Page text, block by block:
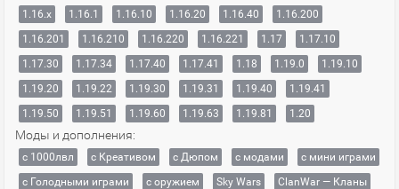
1.16.x
1.16.1 1.16.10 1.16.20 1.16.40
1.16.200
1.16.201
1.16.210 1.16.220 1.16.221 1.17
1.17.10
1.17.30
1.17.34 1.17.40 1.17.41 1.18 1.19.0
1.19.10
1.19.20
1.19.22 1.19.30 1.19.31 1.19.40
1.19.41
1.19.50
1.19.51 1.19.60 1.19.63 1.19.81 1.20
Моды и дополнения:
с 1000лвл c Креативом с Дюпом с модами
с мини играми
с Голодными играми
с оружием Sky Wars
ClanWar — Кланы